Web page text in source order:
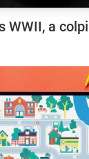
WWII, a